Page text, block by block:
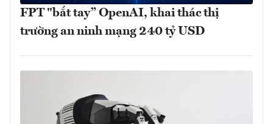
FPT "bắt tay” OpenAI, khai thác thị
trường an ninh mạng 240 tỷ USD